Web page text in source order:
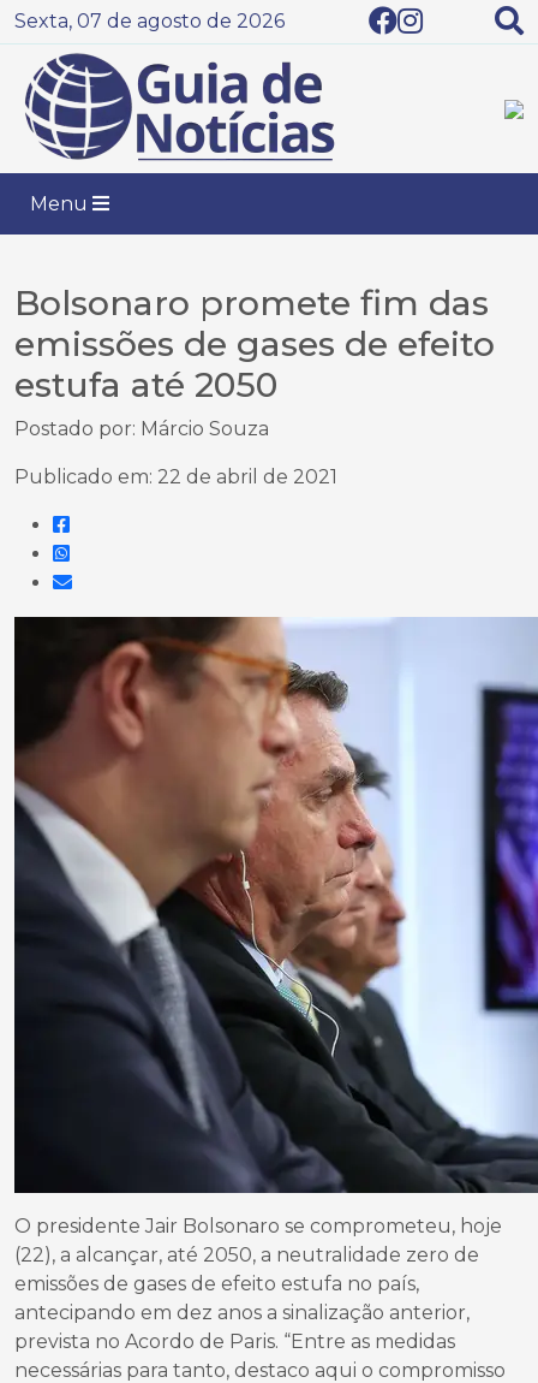
Sexta, 07 de agosto de 2026
Menu
Bolsonaro promete fim das
emissões de gases de efeito
estufa até 2050
Postado por: Márcio Souza
Publicado em: 22 de abril de 2021
O presidente Jair Bolsonaro se comprometeu, hoje
(22), a alcançar, até 2050, a neutralidade zero de
emissões de gases de efeito estufa no país,
antecipando em dez anos a sinalização anterior,
prevista no Acordo de Paris. “Entre as medidas
necessárias para tanto, destaco aqui o compromisso